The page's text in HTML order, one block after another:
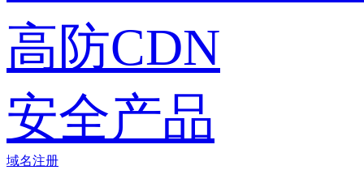
高防CDN
安全产品
域名注册